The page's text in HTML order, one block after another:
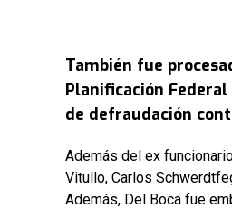
También fue
Planificación
de defraudación
Además del ex
Vitullo, Carlos
Además, Del Boca fue